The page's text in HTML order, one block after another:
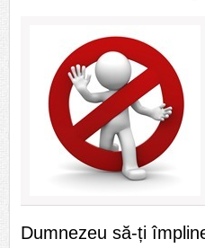
Dumnezeu să-ți